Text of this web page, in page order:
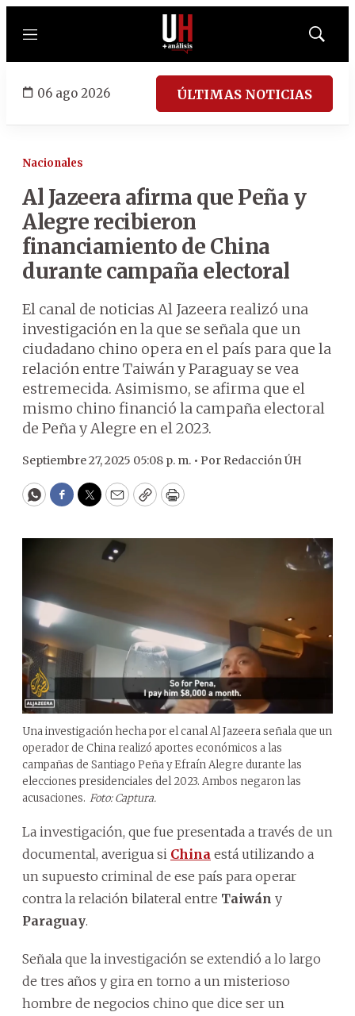
Menú
Mostrar
06 ago 2026 ÚLTIMAS NOTICIAS
Nacionales
Al Jazeera afirma que Peña y
Alegre recibieron
financiamiento de China
durante campaña electoral
El canal de noticias Al Jazeera realizó una
investigación en la que se señala que un
ciudadano chino opera en el país para que la
relación entre Taiwán y Paraguay se vea
estremecida. Asimismo, se afirma que el
mismo chino financió la campaña electoral
de Peña y Alegre en el 2023.
Septiembre 27, 2025 05:08 p. m. • Por Redacción ÚH
WhatsApp
Facebook
Twitter
EmailCopyPrint
Una investigación hecha por el canal Al Jazeera señala que un
operador de China realizó aportes económicos a las
campañas de Santiago Peña y Efraín Alegre durante las
elecciones presidenciales del 2023. Ambos negaron las
acusaciones. Foto: Captura.
La investigación, que fue presentada a través de un
documental, averigua si China está utilizando a
un supuesto criminal de ese país para operar
contra la relación bilateral entre Taiwán y
Paraguay.
Señala que la investigación se extendió a lo largo
de tres años y gira en torno a un misterioso
hombre de negocios chino que dice ser un